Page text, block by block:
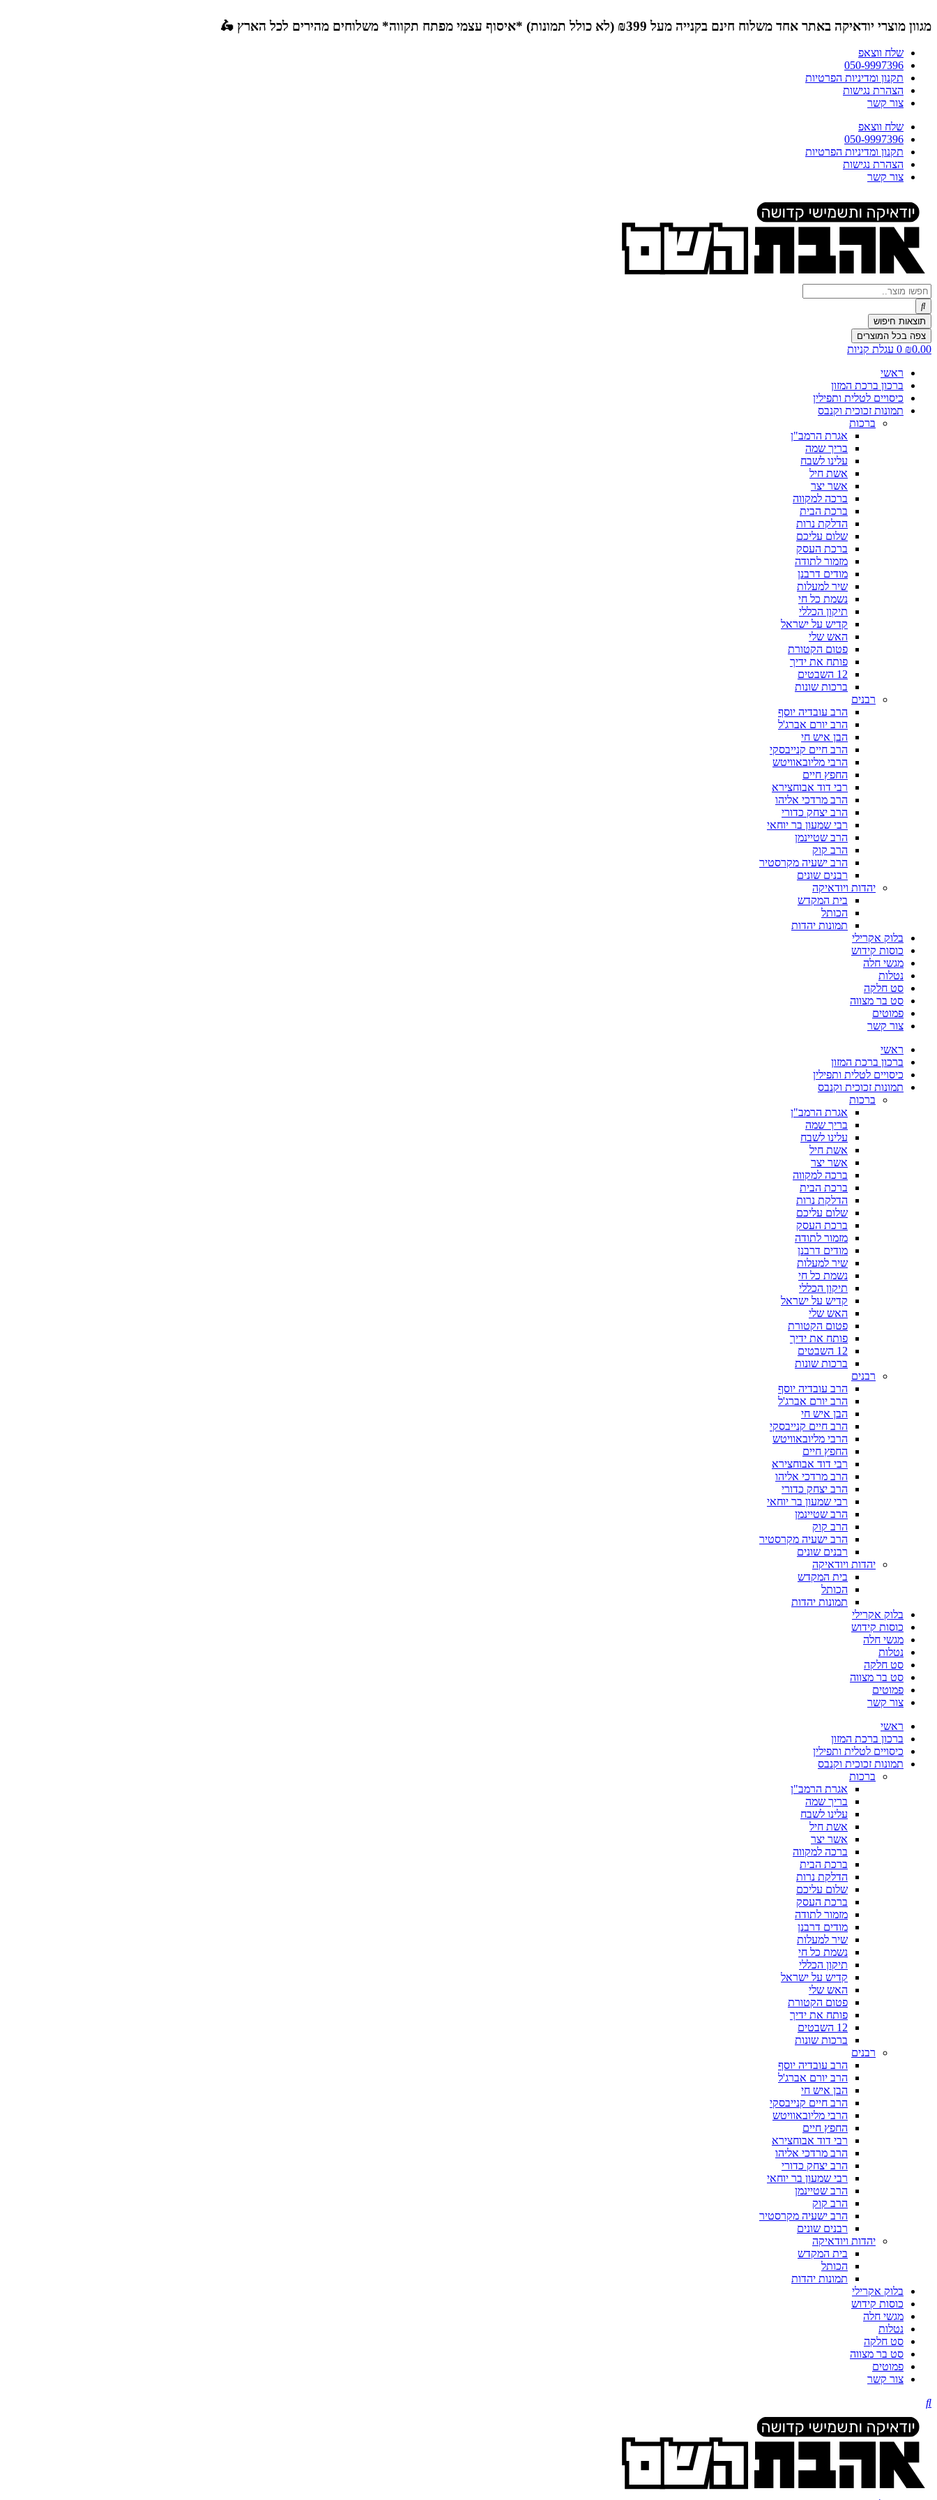
לתוכן
מגוון מוצרי יודאיקה באתר אחד משלוח חינם בקנייה מעל ₪399 (לא כולל תמונות) *איסוף עצמי מפתח תקווה* משלוחים מהירים לכל הארץ 🛵
שלח ווצאפ
050-9997396
תקנון ומדיניות הפרטיות
הצהרת נגישות
צור קשר
שלח ווצאפ
050-9997396
תקנון ומדיניות הפרטיות
הצהרת נגישות
צור קשר
Search
...
תוצאות חיפוש
צפה בכל המוצרים
₪0.00
0 עגלת קניות
ראשי
ברכון ברכת המזון
כיסויים לטלית ותפילין
תמונות זכוכית וקנבס
ברכות
אגרת הרמב"ן
בריך שמה
עלינו לשבח
אשת חיל
אשר יצר
ברכה למקווה
ברכת הבית
הדלקת נרות
שלום עליכם
ברכת העסק
מזמור לתודה
מודים דרבנן
שיר למעלות
נשמת כל חי
תיקון הכללי
קדיש על ישראל
האש שלי
פטום הקטורת
פותח את ידיך
12 השבטים
ברכות שונות
רבנים
הרב עובדיה יוסף
הרב יורם אברג'ל
הבן איש חי
הרב חיים קנייבסקי
הרבי מליובאוויטש
החפץ חיים
רבי דוד אבוחצירא
הרב מרדכי אליהו
הרב יצחק כדורי
רבי שמעון בר יוחאי
הרב שטיינמן
הרב קוק
הרב ישעיה מקרסטיר
רבנים שונים
יהדות ויודאיקה
בית המקדש
הכותל
תמונות יהדות
בלוק אקרילי
כוסות קידוש
מגשי חלה
נטלות
סט חלקה
סט בר מצווה
פמוטים
צור קשר
ראשי
ברכון ברכת המזון
כיסויים לטלית ותפילין
תמונות זכוכית וקנבס
ברכות
אגרת הרמב"ן
בריך שמה
עלינו לשבח
אשת חיל
אשר יצר
ברכה למקווה
ברכת הבית
הדלקת נרות
שלום עליכם
ברכת העסק
מזמור לתודה
מודים דרבנן
שיר למעלות
נשמת כל חי
תיקון הכללי
קדיש על ישראל
האש שלי
פטום הקטורת
פותח את ידיך
12 השבטים
ברכות שונות
רבנים
הרב עובדיה יוסף
הרב יורם אברג'ל
הבן איש חי
הרב חיים קנייבסקי
הרבי מליובאוויטש
החפץ חיים
רבי דוד אבוחצירא
הרב מרדכי אליהו
הרב יצחק כדורי
רבי שמעון בר יוחאי
הרב שטיינמן
הרב קוק
הרב ישעיה מקרסטיר
רבנים שונים
יהדות ויודאיקה
בית המקדש
הכותל
תמונות יהדות
בלוק אקרילי
כוסות קידוש
מגשי חלה
נטלות
סט חלקה
סט בר מצווה
פמוטים
צור קשר
ראשי
ברכון ברכת המזון
כיסויים לטלית ותפילין
תמונות זכוכית וקנבס
ברכות
אגרת הרמב"ן
בריך שמה
עלינו לשבח
אשת חיל
אשר יצר
ברכה למקווה
ברכת הבית
הדלקת נרות
שלום עליכם
ברכת העסק
מזמור לתודה
מודים דרבנן
שיר למעלות
נשמת כל חי
תיקון הכללי
קדיש על ישראל
האש שלי
פטום הקטורת
פותח את ידיך
12 השבטים
ברכות שונות
רבנים
הרב עובדיה יוסף
הרב יורם אברג'ל
הבן איש חי
הרב חיים קנייבסקי
הרבי מליובאוויטש
החפץ חיים
רבי דוד אבוחצירא
הרב מרדכי אליהו
הרב יצחק כדורי
רבי שמעון בר יוחאי
הרב שטיינמן
הרב קוק
הרב ישעיה מקרסטיר
רבנים שונים
יהדות ויודאיקה
בית המקדש
הכותל
תמונות יהדות
בלוק אקרילי
כוסות קידוש
מגשי חלה
נטלות
סט חלקה
סט בר מצווה
פמוטים
צור קשר